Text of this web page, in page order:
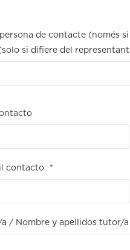
de contacte (només
si difiere del
contacto *
/ Nombre y apellidos tutor/a